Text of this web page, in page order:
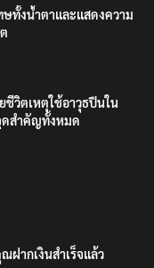
ษทั้งน้ำตาและแสดงความ
ชีวิตเหตุใช้อาวุธปืนใน